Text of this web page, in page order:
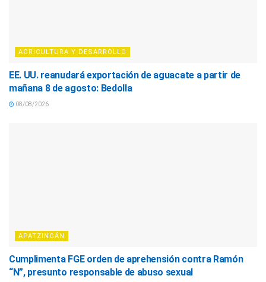
AGRICULTURA Y DESARROLLO
EE. UU. reanudará exportación de aguacate a partir de
mañana 8 de agosto: Bedolla
08/08/2026
APATZINGÁN
Cumplimenta FGE orden de aprehensión contra Ramón
“N”, presunto responsable de abuso sexual